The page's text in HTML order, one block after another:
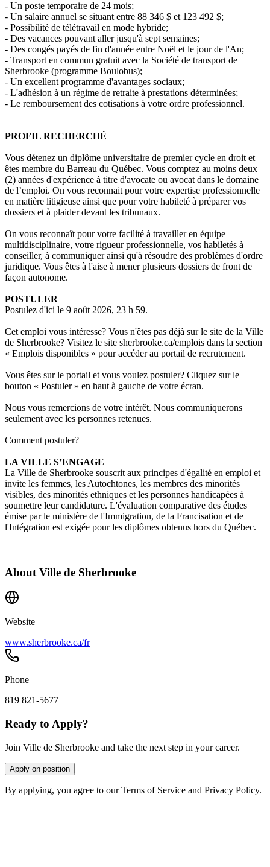
- Un poste temporaire de 24 mois;
- Un salaire annuel se situant entre 88 346 $ et 123 492 $;
- Possibilité de télétravail en mode hybride;
- Des vacances pouvant aller jusqu'à sept semaines;
- Des congés payés de fin d'année entre Noël et le jour de l'An;
- Transport en commun gratuit avec la Société de transport de
Sherbrooke (programme Boulobus);
- Un excellent programme d'avantages sociaux;
- L'adhésion à un régime de retraite à prestations déterminées;
- Le remboursement des cotisations à votre ordre professionnel.
PROFIL RECHERCHÉ
Vous détenez un diplôme universitaire de premier cycle en droit et
êtes membre du Barreau du Québec. Vous comptez au moins deux
(2) années d'expérience à titre d'avocate ou avocat dans le domaine
de l’emploi. On vous reconnait pour votre expertise professionnelle
en matière litigieuse ainsi que pour votre habileté à préparer vos
dossiers et à plaider devant les tribunaux.
On vous reconnaît pour votre facilité à travailler en équipe
multidisciplinaire, votre rigueur professionnelle, vos habiletés à
conseiller, à communiquer ainsi qu'à résoudre des problèmes d'ordre
juridique. Vous êtes à l'aise à mener plusieurs dossiers de front de
façon autonome.
POSTULER
Postulez d'ici le 9 août 2026, 23 h 59.
Cet emploi vous intéresse? Vous n'êtes pas déjà sur le site de la Ville
de Sherbrooke? Visitez le site sherbrooke.ca/emplois dans la section
« Emplois disponibles » pour accéder au portail de recrutement.
Vous êtes sur le portail et vous voulez postuler? Cliquez sur le
bouton « Postuler » en haut à gauche de votre écran.
Nous vous remercions de votre intérêt. Nous communiquerons
seulement avec les personnes retenues.
Comment postuler?
LA VILLE S’ENGAGE
La Ville de Sherbrooke souscrit aux principes d'égalité en emploi et
invite les femmes, les Autochtones, les membres des minorités
visibles, des minorités ethniques et les personnes handicapées à
soumettre leur candidature. L'évaluation comparative des études
émise par le ministère de l'Immigration, de la Francisation et de
l'Intégration est exigée pour les diplômes obtenus hors du Québec.
About Ville de Sherbrooke
Website
www.sherbrooke.ca/fr
Phone
819 821-5677
Ready to Apply?
Join Ville de Sherbrooke and take the next step in your career.
Apply on position
By applying, you agree to our Terms of Service and Privacy Policy.